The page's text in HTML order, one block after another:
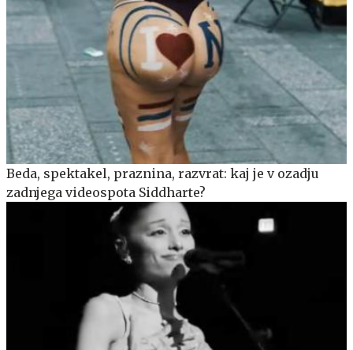
Beda, spektakel, praznina, razvrat: kaj je v ozadju
zadnjega videospota Siddharte?